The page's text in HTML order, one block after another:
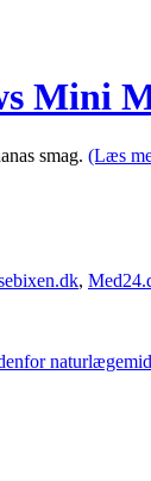
Mini
smag. (Læs
,